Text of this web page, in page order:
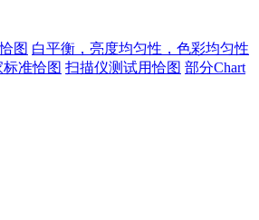
图 白平衡，亮度均匀性，色彩均匀性
标准恰图 扫描仪测试用恰图 部分Chart